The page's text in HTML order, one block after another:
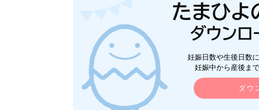
妊娠日数や生後日数
妊娠中から産後ま
ダウ